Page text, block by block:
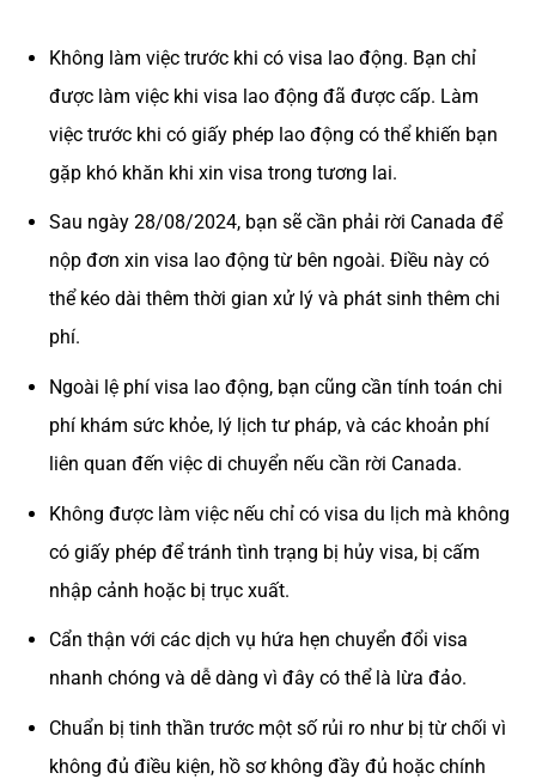
Không làm việc trước khi có visa lao động. Bạn chỉ
được làm việc khi visa lao động đã được cấp. Làm
việc trước khi có giấy phép lao động có thể khiến bạn
gặp khó khăn khi xin visa trong tương lai.
Sau ngày 28/08/2024, bạn sẽ cần phải rời Canada để
nộp đơn xin visa lao động từ bên ngoài. Điều này có
thể kéo dài thêm thời gian xử lý và phát sinh thêm chi
phí.
Ngoài lệ phí visa lao động, bạn cũng cần tính toán chi
phí khám sức khỏe, lý lịch tư pháp, và các khoản phí
liên quan đến việc di chuyển nếu cần rời Canada.
Không được làm việc nếu chỉ có visa du lịch mà không
có giấy phép để tránh tình trạng bị hủy visa, bị cấm
nhập cảnh hoặc bị trục xuất.
Cẩn thận với các dịch vụ hứa hẹn chuyển đổi visa
nhanh chóng và dễ dàng vì đây có thể là lừa đảo.
Chuẩn bị tinh thần trước một số rủi ro như bị từ chối vì
không đủ điều kiện, hồ sơ không đầy đủ hoặc chính